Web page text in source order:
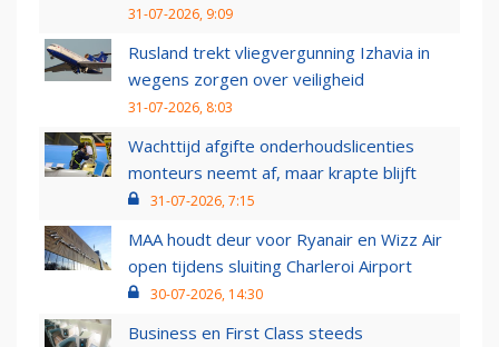
31-07-2026, 9:09
Rusland trekt vliegvergunning Izhavia in
wegens zorgen over veiligheid
31-07-2026, 8:03
Wachttijd afgifte onderhoudslicenties
monteurs neemt af, maar krapte blijft
31-07-2026, 7:15
MAA houdt deur voor Ryanair en Wizz Air
open tijdens sluiting Charleroi Airport
30-07-2026, 14:30
Business en First Class steeds